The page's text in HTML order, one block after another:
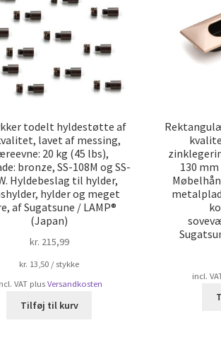
todelt hyldestøtte af
lavet af messing,
20 kg (45 lbs),
bronze, SS-108M og SS-
Hyldebeslag til hylder,
hylder og meget
af Sugatsune / LAMP®
(Japan)
kr. 215,99
kr. 13,50 / stykke
VAT plus Versandkosten
Tilføj til kurv
130 mm
incl.